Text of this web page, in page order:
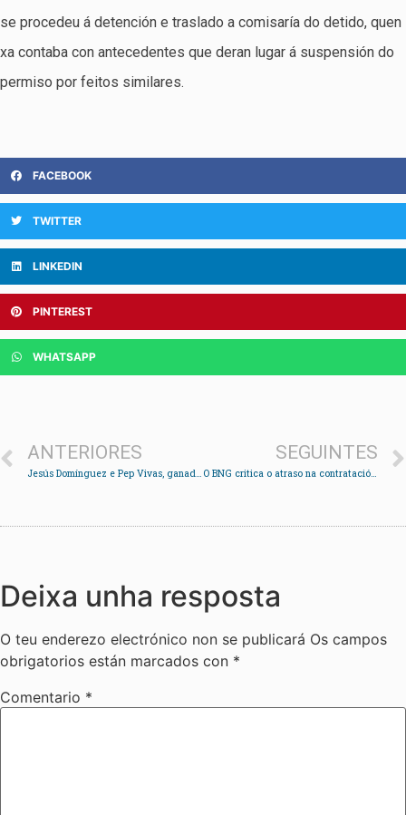
se procedeu á detención e traslado a comisaría do detido, quen
xa contaba con antecedentes que deran lugar á suspensión do
permiso por feitos similares.
FACEBOOK
TWITTER
LINKEDIN
PINTEREST
WHATSAPP
ANTERIORES
Jesús Domínguez e Pep Vivas, ganadores da batalla de Rande a nado
SEGUINTES
O BNG critica o atraso na contratación de socorristas e da brigada contraincendios
Deixa unha resposta
O teu enderezo electrónico non se publicará Os campos
obrigatorios están marcados con *
Comentario *